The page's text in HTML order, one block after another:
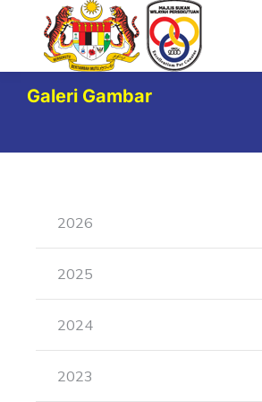
Galeri Gambar
2026
2025
2024
2023